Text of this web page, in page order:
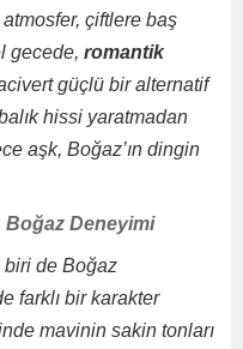
çiftlere baş
gecede, romantik
güçlü bir alternatif
hissi yaratmadan
aşk, Boğaz’ın dingin
Boğaz Deneyimi
biri de Boğaz
farklı bir karakter
mavinin sakin tonları